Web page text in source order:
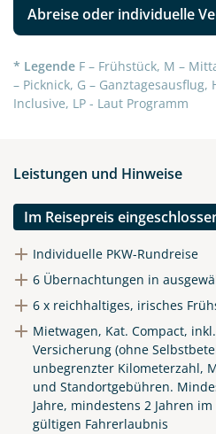
Abreise oder individuelle
* Legende F – Frühstück, M –
– Picknick, G –
Inclusive, LP - Laut Programm
Leistungen und Hinweise
Im Reisepreis
Individuelle PKW-Rundreise
6 Übernachtungen in
6 x reichhaltiges, irisches
Mietwagen, Kat. Compact,
Versicherung (ohne
unbegrenzter Kilometerzahl,
und Standortgebühren.
Jahre, mindestens 2 Jahren
gültigen Fahrerlaubnis